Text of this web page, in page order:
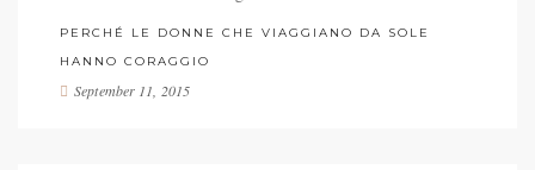
PERCHÉ LE DONNE CHE VIAGGIANO DA SOLE
HANNO CORAGGIO
September 11, 2015